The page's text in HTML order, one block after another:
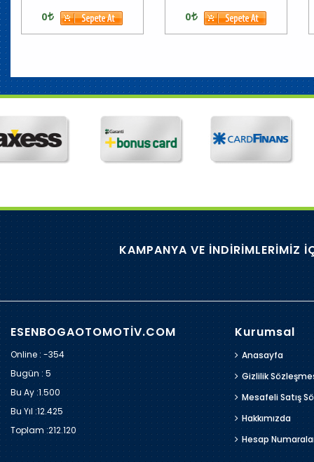
0 0
KAMPANYA VE İNDİRİMLERİMİZ
ESENBOGAOTOMOTİV.COM
Online : -354
Bugün :5
Bu Ay :1.500
Bu Yıl :12.425
Toplam :212.120
Kurumsal
Anasayfa
Gizlilik
Mesafeli Satış
Hakkımızda
Hesap